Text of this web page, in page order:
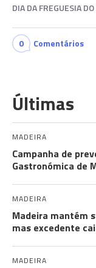
DIA DA FREGUESIA
0 Comentários
Últimas
MADEIRA
Campanha de
Gastronómica de
MADEIRA
Madeira mantém
mas excedente
MADEIRA